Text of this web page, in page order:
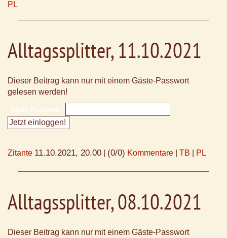
PL
Alltagssplitter, 11.10.2021
Dieser Beitrag kann nur mit einem Gäste-Passwort
gelesen werden!
Gäste-Passwort:
Zitante 11.10.2021, 20.00 (0/0) Kommentare TB PL
Alltagssplitter, 08.10.2021
Dieser Beitrag kann nur mit einem Gäste-Passwort